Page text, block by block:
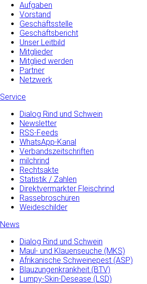
Aufgaben
Vorstand
Geschäftsstelle
Geschäftsbericht
Unser Leitbild
Mitglieder
Mitglied werden
Partner
Netzwerk
Service
Dialog Rind und Schwein
Newsletter
RSS-Feeds
WhatsApp-Kanal
Verbandszeitschriften
milchrind
Rechtsakte
Statistik / Zahlen
Direktvermarkter Fleischrind
Rassebroschüren
Weideschilder
News
Dialog Rind und Schwein
Maul- und­ Klauenseuche­ (MKS)
Afrikanische Schweinepest (ASP)
Blauzungenkrankheit (BTV)
Lumpy-Skin-Desease (LSD)